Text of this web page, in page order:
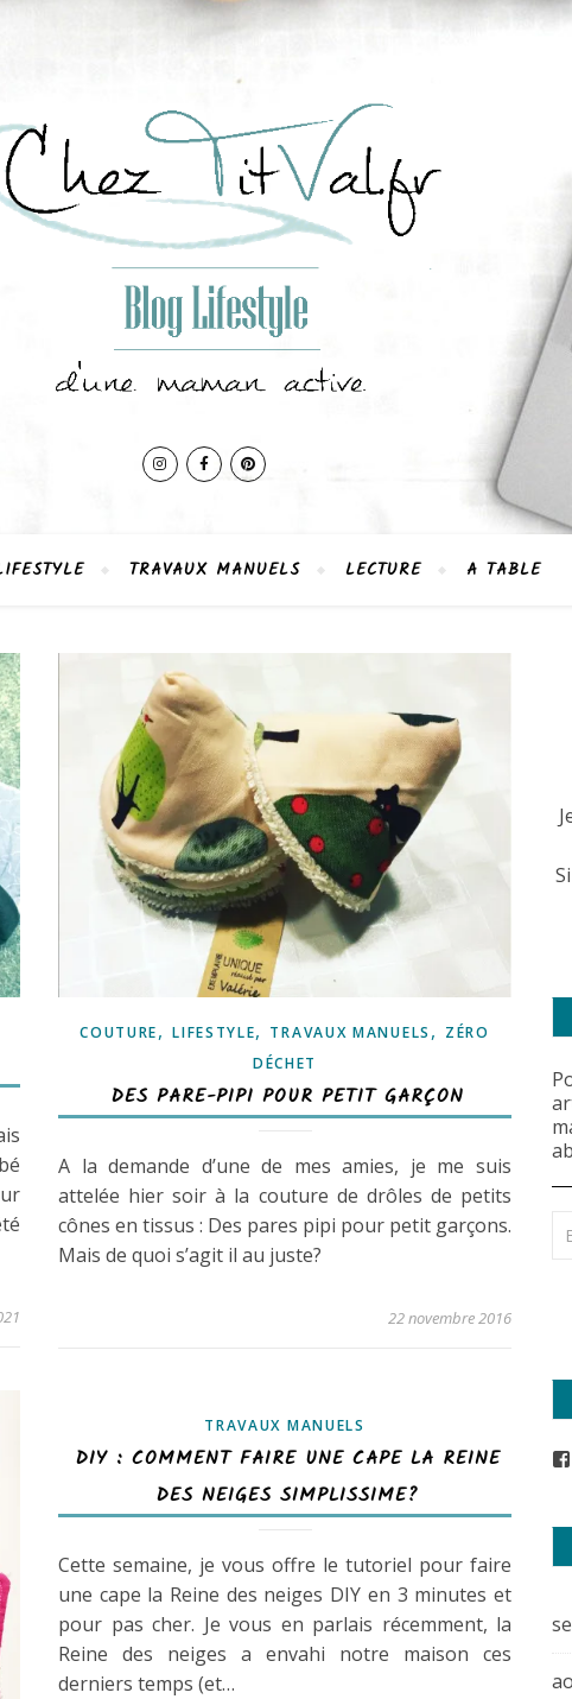
TRAVAUX MANUELS LECTURE A TABLE
COUTURE,LIFESTYLE, TRAVAUX MANUELS , ZÉRO
DÉCHET
DES PARE-PIPI POUR PETIT GARÇON
A la demande d’une de mes amies, je me suis
attelée hier soir à la couture de drôles de petits
cônes en tissus : Des pares pipi pour petit garçons.
Mais de quoi s’agit il au juste?
22 novembre 2016
TRAVAUX MANUELS
DIY : COMMENT FAIRE UNE CAPE LA REINE
DES NEIGES SIMPLISSIME?
Cette semaine, je vous offre le tutoriel pour faire
une cape la Reine des neiges DIY en 3 minutes et
pour pas cher. Je vous en parlais récemment, la
Reine des neiges a envahi notre maison ces
derniers temps (et…